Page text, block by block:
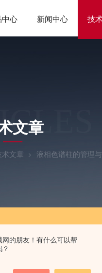
网的朋友！有什么可以帮
？
中心 新闻中心 技
文章
术文章 液相色谱柱的管理
大赛璐手性色谱柱 Halo